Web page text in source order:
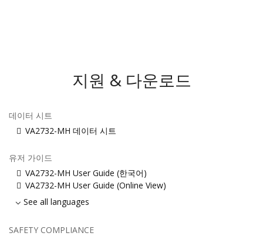
지원 & 다운로드
데이터 시트
VA2732-MH 데이터 시트
유저 가이드
VA2732-MH User Guide (한국어)
VA2732-MH User Guide (Online View)
See all languages
SAFETY COMPLIANCE